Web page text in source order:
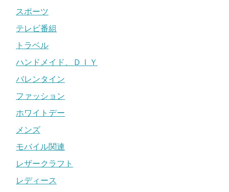
スポーツ
テレビ番組
トラベル
ハンドメイド、ＤＩＹ
バレンタイン
ファッション
ホワイトデー
メンズ
モバイル関連
レザークラフト
レディース